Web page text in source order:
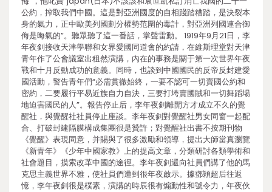
公約，搾取我們中國。這是對亞洲國度的自相踐踏糟踏，是決裂本
身的氣力，正中歐美列國劃分權勢范圍的毒計，對亞洲列國連合御
侮是晦氣的”。聽眾聽了這一番話，掌聲雷動。 1919年9月21日，李
年夜釗接收天津學聯和女界愛國同道會的約請，在維斯理堂對天津
青年作了公會議室出租然演講，內在的事務是關于第一次世界年夜
戰和十月反動成功的意義。同時，也談到中國國民的反帝反封建愛
國活動，警告青年們“必需貫徹始終，一要不認可一切賣國公約和
密約，二要履行平易近族自力自決，三要打垮賣國賊和一切舞蹈場
地迫害國民的人”。報告停止后，李年夜釗離開方才成立不久的覺
醒社，與覺醒社社員停止座談。李年夜釗對覺醒社男女同窗一起配
合、打破封建隔膜構成集團很是贊許；對覺醒社出書不按期刊物
《覺醒》表現同意，并賜與了很多激勵和領導，提出大師當真瀏覽
《新青年》《少年中國家教》上的提高文章，分類研討各類學術和
社會題目，摸索改革中國的途徑。李年夜釗還向社員們講了他的馬
克思主義世界不雅，使社員們遭到很年夜啟示。據鄧穎超后往返
憶，李年夜釗很是樸素，演講的時辰很有煽動性和號令力，年夜伙